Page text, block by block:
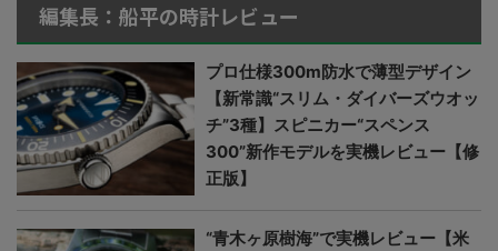
編集長：船平の時計レビュー
プロ仕様300m防水で薄型デザイン
【新常識“スリム・ダイバーズウオッ
チ”3種】スピニカー“スペンス
300”新作モデルを実機レビュー【修
正版】
“青木ヶ原樹海”で実機レビュー【米